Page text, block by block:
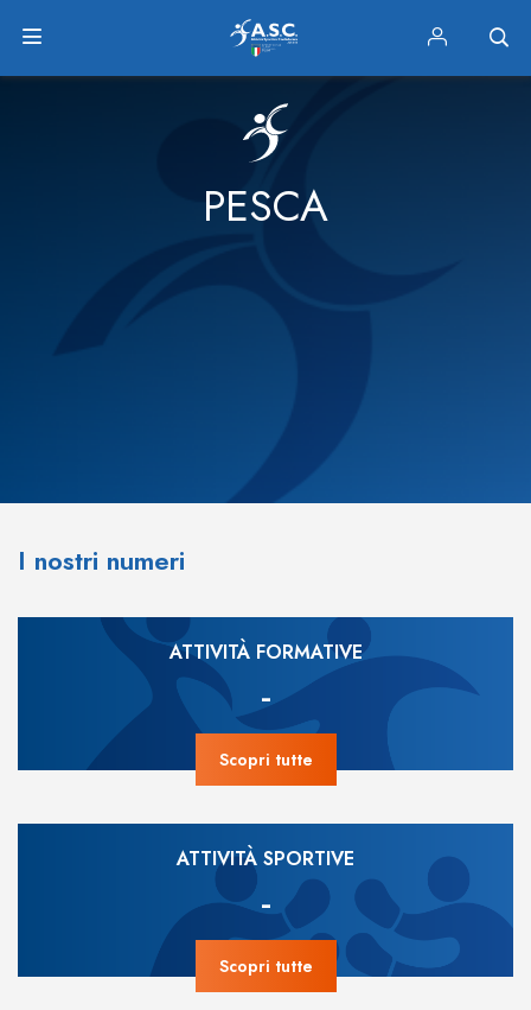
PESCA
I nostri numeri
ATTIVITÀ FORMATIVE
-
Scopri tutte
ATTIVITÀ SPORTIVE
-
Scopri tutte